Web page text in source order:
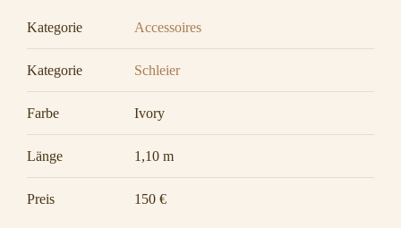
Kategorie Accessoires
Kategorie Schleier
Farbe Ivory
Länge 1,10 m
Preis 150 €